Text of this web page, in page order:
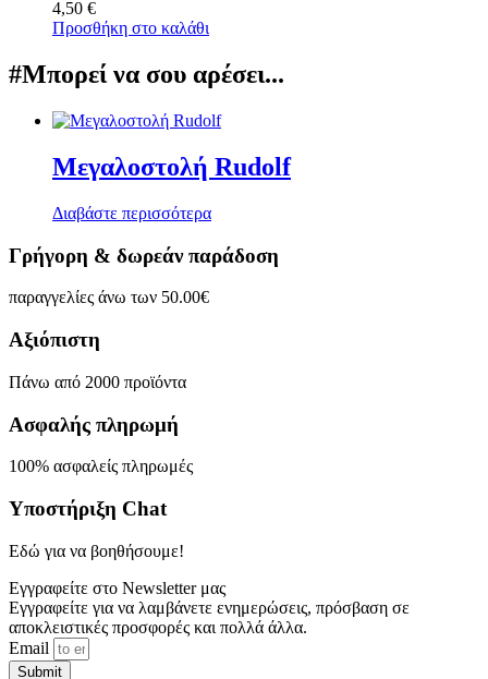
4,50 €
Προσθήκη στο καλάθι
#Μπορεί να σου αρέσει...
Μεγαλοστολή Rudolf
Διαβάστε περισσότερα
Γρήγορη & δωρεάν παράδοση
παραγγελίες άνω των 50.00€
Αξιόπιστη
Πάνω από 2000 προϊόντα
Ασφαλής πληρωμή
100% ασφαλείς πληρωμές
Υποστήριξη Chat
Εδώ για να βοηθήσουμε!
Εγγραφείτε στο Newsletter μας
Εγγραφείτε για να λαμβάνετε ενημερώσεις, πρόσβαση σε
αποκλειστικές προσφορές και πολλά άλλα.
Email
Submit